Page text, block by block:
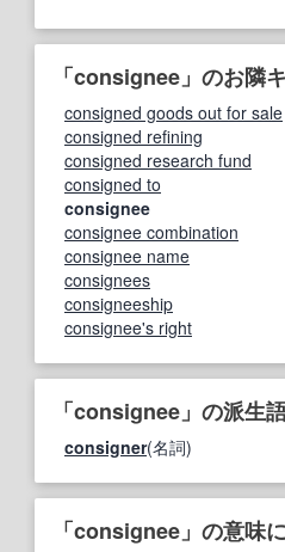
「consignee」のお隣
consigned goods out for sale
consigned refining
consigned research fund
consigned to
consignee
consignee combination
consignee name
consignees
consigneeship
consignee's right
「consignee」の派生
consigner(名詞)
「consignee」の意味